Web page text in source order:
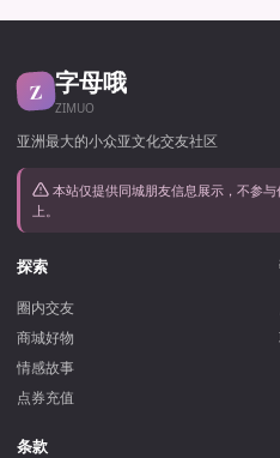
Z 字母哦
ZIMUO
亚洲最大的小众亚文化交友社区
本站仅提供同城朋友信息展示，不参
上。
探索
圈内交友
商城好物
情感故事
点券充值
条款